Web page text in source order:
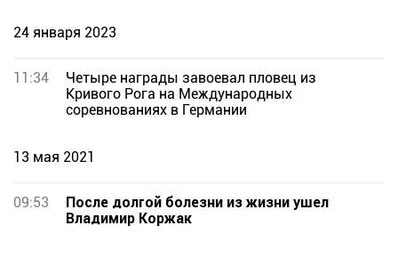
24 января 2023
11:34
Четыре награды завоевал пловец из
Кривого Рога на Международных
соревнованиях в Германии
13 мая 2021
09:53
После долгой болезни из жизни ушел
Владимир Коржак